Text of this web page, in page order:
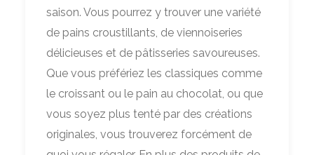
saison. Vous pourrez y trouver une variété
de pains croustillants, de viennoiseries
délicieuses et de pâtisseries savoureuses.
Que vous préfériez les classiques comme
le croissant ou le pain au chocolat, ou que
vous soyez plus tenté par des créations
originales, vous trouverez forcément de